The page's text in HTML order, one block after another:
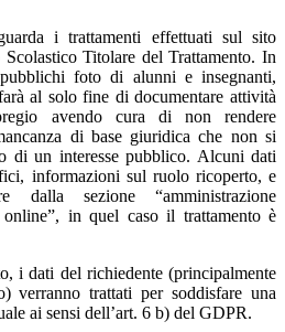
i trattamenti effettuati sul sito
Titolare del Trattamento. In
foto di alunni e insegnanti,
al solo fine di documentare attività
avendo cura di non rendere
di base giuridica che non si
di un interesse pubblico. Alcuni dati
informazioni sul ruolo ricoperto, e
dalla sezione “amministrazione
online”, in quel caso il trattamento è
i dati del richiedente (principalmente
verranno trattati per soddisfare una
ai sensi dell’art. 6 b) del GDPR.